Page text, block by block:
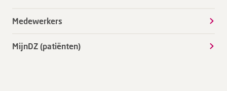
Medewerkers
MijnDZ (patiënten)